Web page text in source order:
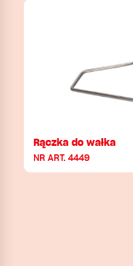
Rączka do wałka
NR ART. 4449